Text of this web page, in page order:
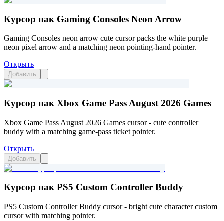
Курсор пак Gaming Consoles Neon Arrow
Gaming Consoles neon arrow cute cursor packs the white purple
neon pixel arrow and a matching neon pointing-hand pointer.
Открыть
Добавить
Курсор пак Xbox Game Pass August 2026 Games
Xbox Game Pass August 2026 Games cursor - cute controller
buddy with a matching game-pass ticket pointer.
Открыть
Добавить
Курсор пак PS5 Custom Controller Buddy
PS5 Custom Controller Buddy cursor - bright cute character custom
cursor with matching pointer.